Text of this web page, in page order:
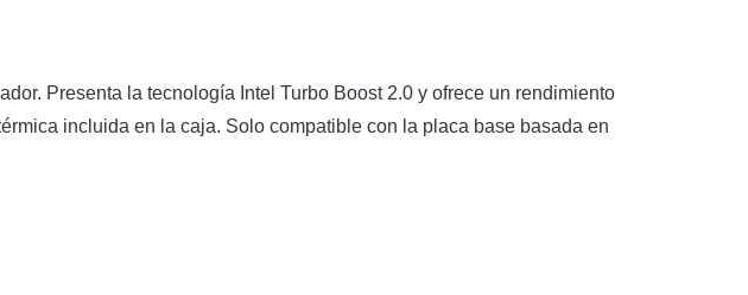
Presenta la tecnología Intel Turbo Boost 2.0 y ofrece un rendimiento
incluida en la caja. Solo compatible con la placa base basada en